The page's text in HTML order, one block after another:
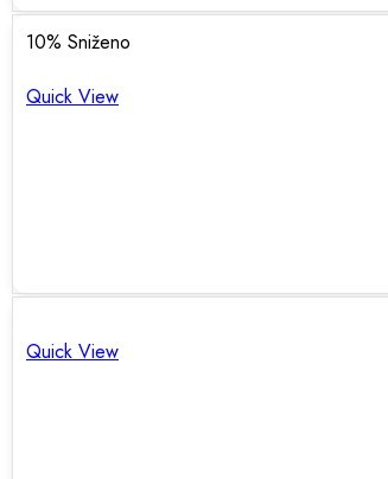
10% Sniženo
Quick View
Quick View